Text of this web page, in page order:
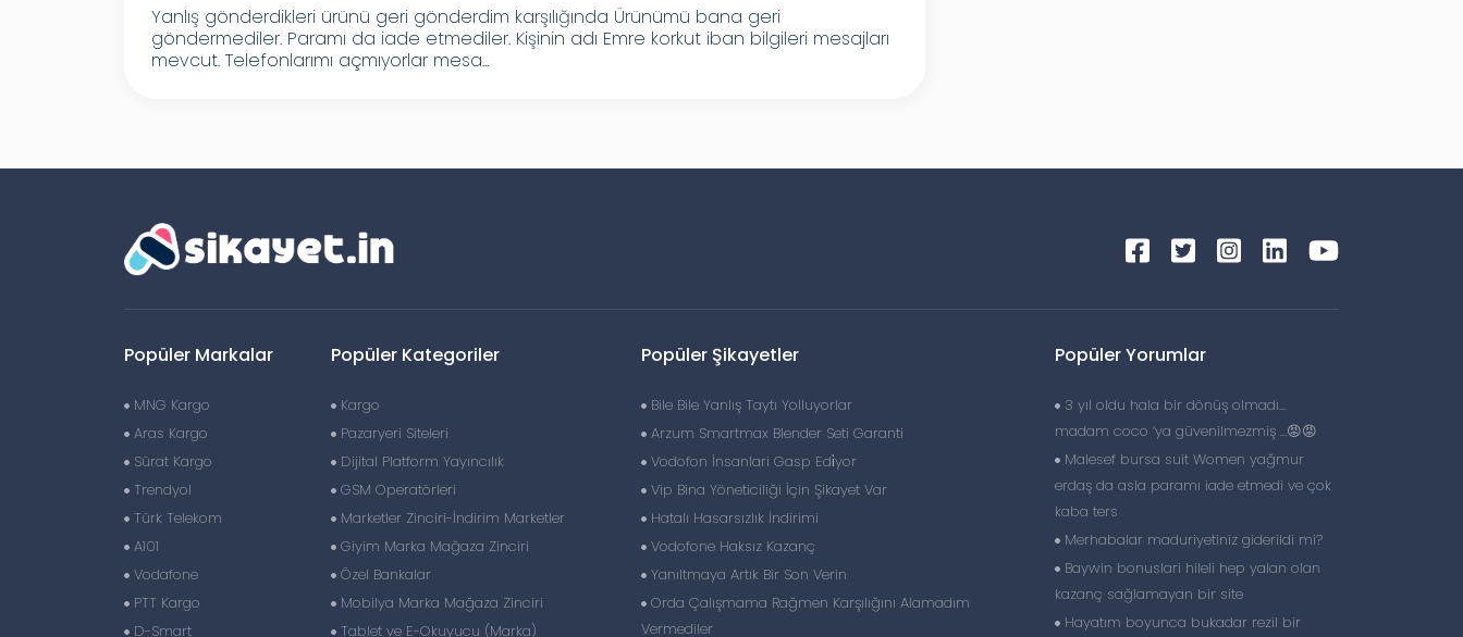
Yanlış gönderdikleri ürünü geri gönderdim karşılığında Ürünümü bana geri
göndermediler. Paramı da iade etmediler. Kişinin adı Emre korkut iban bilgileri mesajları
mevcut. Telefonlarımı açmıyorlar mesa...
Popüler Markalar
MNG Kargo
Aras Kargo
Sürat Kargo
Trendyol
Türk Telekom
A101
Vodafone
PTT Kargo
D-Smart
Popüler Kategoriler
Kargo
Pazaryeri Siteleri
Dijital Platform Yayıncılık
GSM Operatörleri
Marketler Zinciri-İndirim Marketler
Giyim Marka Mağaza Zinciri
Özel Bankalar
Mobilya Marka Mağaza Zinciri
Tablet ve E-Okuyucu (Marka)
Popüler Şikayetler
Bile Bile Yanlış Taytı Yolluyorlar
Arzum Smartmax Blender Seti Garanti
Vodofon İnsanlari Gasp Edi̇yor
Vip Bina Yöneticiliği İçin Şikayet Var
Hatalı Hasarsızlık İndirimi
Vodofone Haksız Kazanç
Yanıltmaya Artık Bir Son Verin
Orda Çalışmama Rağmen Karşılığını Alamadım
Vermediler
Popüler Yorumlar
3 yıl oldu hala bir dönüş olmadı…
madam coco ‘ya güvenilmezmiş …😡😡
Malesef bursa suit Women yağmur
erdaş da asla paramı iade etmedi ve çok
kaba ters
Merhabalar maduriyetiniz giderildi mi?
Baywin bonuslari hileli hep yalan olan
kazanç sağlamayan bir site
Hayatım boyunca bukadar rezil bir